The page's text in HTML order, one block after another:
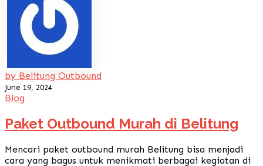
by Belitung Outbound
June 19, 2024
Blog
Paket Outbound Murah di Belitung
Mencari paket outbound murah Belitung bisa menjadi
cara yang bagus untuk menikmati berbagai kegiatan di